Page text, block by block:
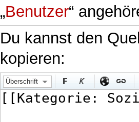
„Benutzer“
Du kannst den
kopieren:
Überschrift